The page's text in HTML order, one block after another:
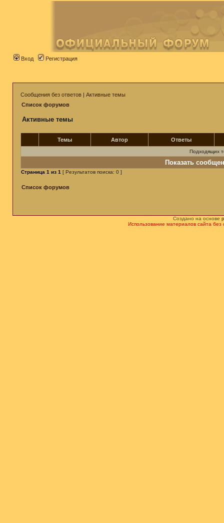
Вход Регистрация
Сообщения без ответов | Активные темы
Список форумов
Активные темы
Темы Автор Ответы
Подходящих
Показать
Страница 1 из 1 [ Результатов поиска: 0 ]
Список форумов
Создано на основе
Использование материалов сайта